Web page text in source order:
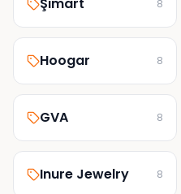
8
Hoogar 8
GVA 8
Inure Jewelry 8